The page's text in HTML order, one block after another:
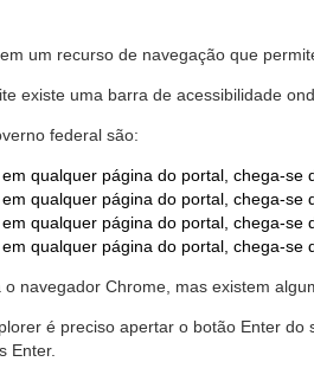
um recurso de navegação que
existe uma barra de acessibilidade
federal são:
qualquer página do portal, chega-
qualquer página do portal, chega-
qualquer página do portal, chega-se
qualquer página do portal, chega-se
navegador Chrome, mas existem
é preciso apertar o botão Enter
Enter.